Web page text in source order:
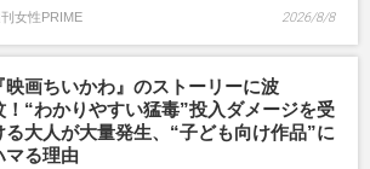
女性PRIME 2026/8/8
映画ちいかわ』のストーリーに波
！“わかりやすい猛毒”投入ダメージを受
る大人が大量発生、“子ども向け作品”に
マる理由